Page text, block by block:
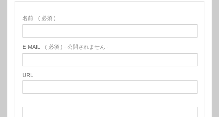
名前 ( 必須 )
E-MAIL ( 必須 ) - 公開されません -
URL